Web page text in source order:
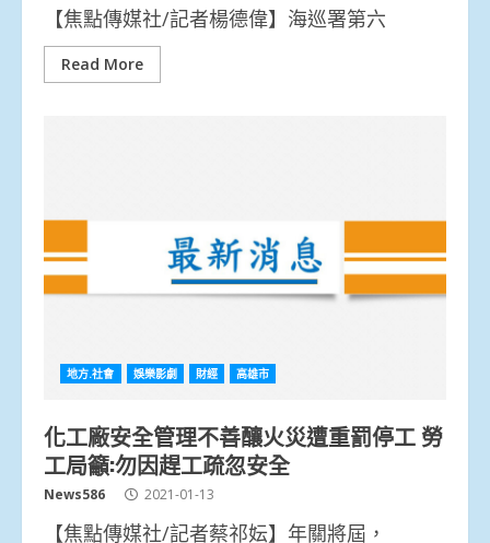
【焦點傳媒社/記者楊德偉】海巡署第六
Read More
地方.社會 娛樂影劇 財經 高雄市
化工廠安全管理不善釀火災遭重罰停工 勞
工局籲:勿因趕工疏忽安全
News586 2021-01-13
【焦點傳媒社/記者蔡祁妘】年關將屆，